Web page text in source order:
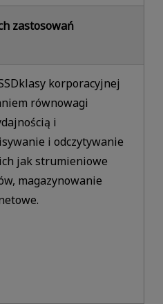
zastosowań
korporacyjnej
równowagi
i
i odczytywanie
jak strumieniowe
magazynowanie